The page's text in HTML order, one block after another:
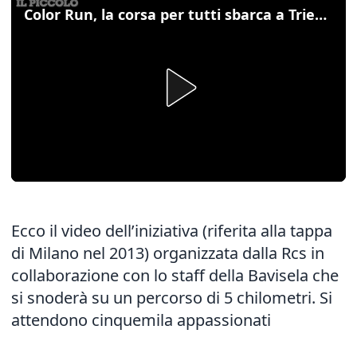
Color Run, la corsa per tutti sbarca a Trieste il 24 maggio
Ecco il video dell’iniziativa (riferita alla tappa
di Milano nel 2013) organizzata dalla Rcs in
collaborazione con lo staff della Bavisela che
si snoderà su un percorso di 5 chilometri. Si
attendono cinquemila appassionati